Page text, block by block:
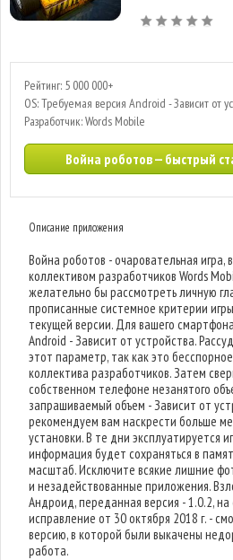
Рейтинг: 5 000 000+
OS: Требуемая версия Android - Зависит от
Разработчик: Words Mobile
Война роботов — быстрый
Описание приложения
Война роботов - очаровательная
коллективом разработчиков Words
желательно бы рассмотреть личную
прописанные системное критерии
текущей версии. Для вашего
Android - Зависит от устройства.
этот параметр, так как это
коллектива разработчиков. Затем
собственном телефоне незанятого
запрашиваемый объем - Зависит от
рекомендуем вам наскрести больше
установки. В те дни эксплуатируется
информация будет сохраняться в
масштаб. Исключите всякие лишние
и незадействованные приложения.
Андроид, переданная версия - 1.0.2,
исправление от 30 октября 2018 г. -
версию, в которой были выкачены
работа.